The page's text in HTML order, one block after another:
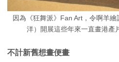
因為《狂舞派》Fan Art，令啊羊
洋）開展這些年來一直畫港產
不計新舊想畫便畫